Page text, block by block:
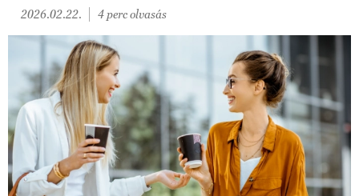
2026.02.22. 4 perc olvasás